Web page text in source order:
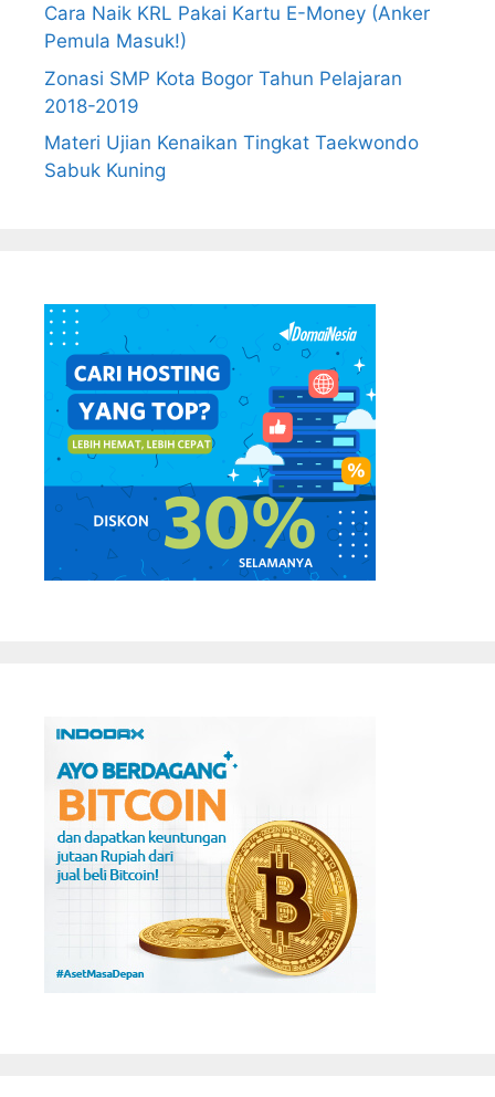
Cara Naik KRL Pakai Kartu E-Money (Anker
Pemula Masuk!)
Zonasi SMP Kota Bogor Tahun Pelajaran
2018-2019
Materi Ujian Kenaikan Tingkat Taekwondo
Sabuk Kuning